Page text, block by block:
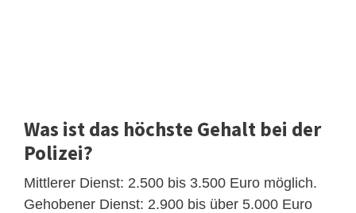
Was ist das höchste Gehalt bei der
Polizei?
Mittlerer Dienst: 2.500 bis 3.500 Euro möglich.
Gehobener Dienst: 2.900 bis über 5.000 Euro